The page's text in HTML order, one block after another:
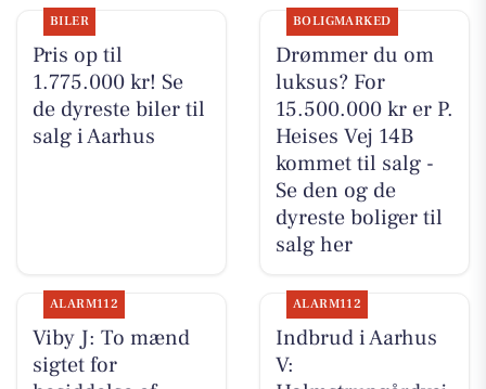
BILER
Pris op til
1.775.000 kr! Se
de dyreste biler til
salg i Aarhus
BOLIGMARKED
Drømmer du om
luksus? For
15.500.000 kr er P.
Heises Vej 14B
kommet til salg -
Se den og de
dyreste boliger til
salg her
ALARM112
Viby J: To mænd
sigtet for
ALARM112
Indbrud i Aarhus
V: